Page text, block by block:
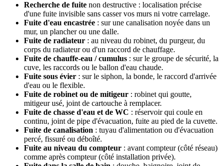
Recherche de fuite non destructive : localisation précise
d'une fuite invisible sans casser vos murs ni votre carrelage.
Fuite d'eau encastrée : sur une canalisation noyée dans un
mur, un plancher ou une dalle.
Fuite de radiateur : au niveau du robinet, du purgeur, du
corps du radiateur ou d'un raccord de chauffage.
Fuite de chauffe-eau / cumulus : sur le groupe de sécurité, la
cuve, les raccords ou le ballon d'eau chaude.
Fuite sous évier : sur le siphon, la bonde, le raccord d'arrivée
d'eau ou le flexible.
Fuite de robinet ou de mitigeur : robinet qui goutte,
mitigeur usé, joint de cartouche à remplacer.
Fuite de chasse d'eau et de WC : réservoir qui coule en
continu, joint de pipe d'évacuation, fuite au pied de la cuvette.
Fuite de canalisation : tuyau d'alimentation ou d'évacuation
percé, fissuré ou déboîté.
Fuite au niveau du compteur : avant compteur (côté réseau)
comme après compteur (côté installation privée).